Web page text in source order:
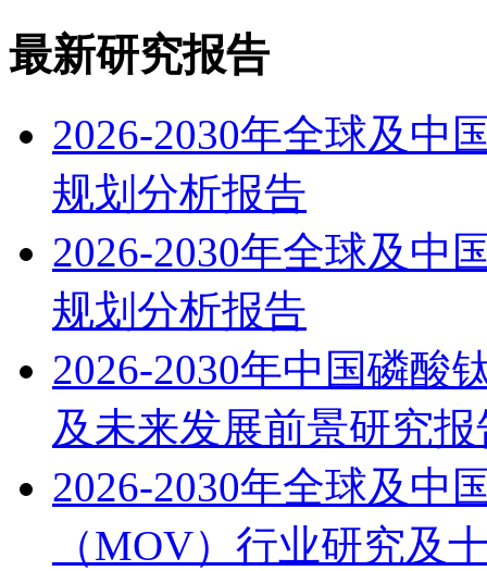
最新研究报告
2026-2030年全球及中
规划分析报告
2026-2030年全球及中
规划分析报告
2026-2030年中国磷酸
及未来发展前景研究报
2026-2030年全球及中
（MOV）行业研究及